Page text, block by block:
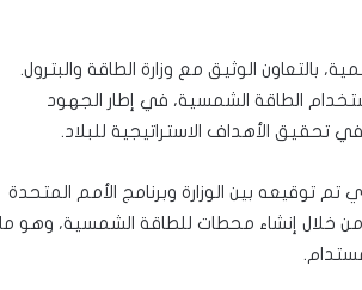
بالتعاون الوثيق مع وزارة الطاقة والبترول.
الطاقة الشمسية، في إطار الجهود
تحقيق الأهداف الاستراتيجية للبلاد.
توقيعه بين الوزارة وبرنامج الأمم المتحدة
والهادف إلى كهربة 200 قرية ريفية من خلال إنشاء محطات للطاقة الشمسية، وهو ما